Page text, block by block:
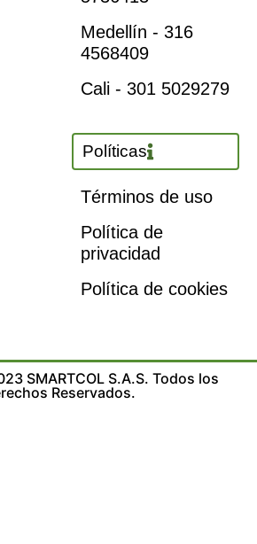
Medellín - 316
4568409
Cali - 301 5029279
Políticas
Términos de uso
Política de
privacidad
Política de cookies
SMARTCOL S.A.S. Todos los
Reservados.